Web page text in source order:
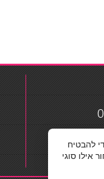
להבטיח
סוגי